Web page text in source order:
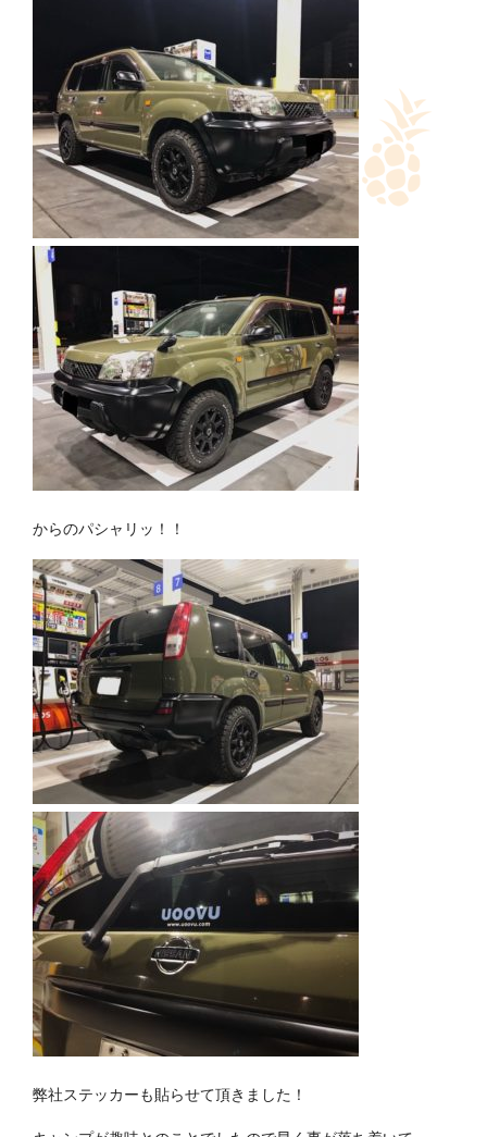
からのパシャリッ！！
弊社ステッカーも貼らせて頂きました！